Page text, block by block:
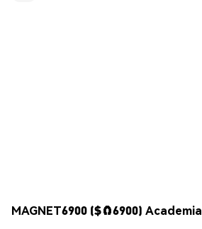
MAGNET6900 ($🧲6900) Academia